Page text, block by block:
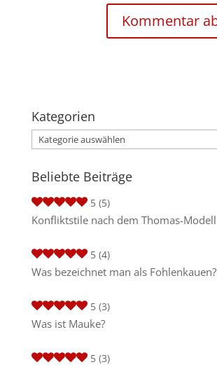
Kategorien
Kategorien
Beliebte Beiträge
5 (5)
Konfliktstile nach dem Thomas-Modell
5 (4)
Was bezeichnet man als Fohlenkauen?
5 (3)
Was ist Mauke?
5 (3)